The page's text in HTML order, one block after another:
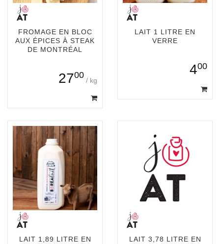
FROMAGE EN BLOC
AUX ÉPICES À STEAK
DE MONTRÉAL
2700
/ kg
LAIT 1 LITRE EN
VERRE
400
LAIT 1,89 LITRE EN
LAIT 3,78 LITRE EN